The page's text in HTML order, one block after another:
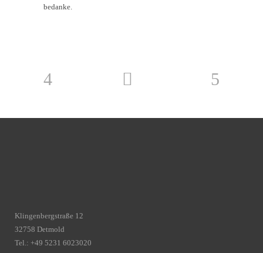
bedanke.
Klingenbergstraße 12
32758 Detmold
Tel.: +49 5231 6023020